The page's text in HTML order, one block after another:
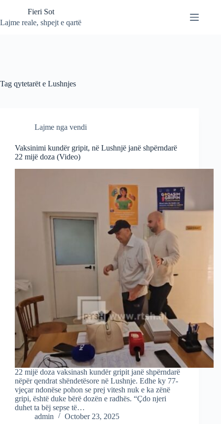
content
Fieri Sot
Lajme reale, shpejt e qartë
Tag qytetarët e Lushnjes
Lajme nga vendi
Vaksinimi kundër gripit, në Lushnjë janë shpërndarë
22 mijë doza (Video)
22 mijë doza vaksinash kundër gripit janë shpërndarë
nëpër qendrat shëndetësore në Lushnje. Edhe ky 77-
vjeçar ndonëse pohon se prej vitesh nuk e ka zënë
gripi, është duke bërë dozën e radhës. “Çdo njeri
duhet ta bëj sepse të…
admin
October 23, 2025